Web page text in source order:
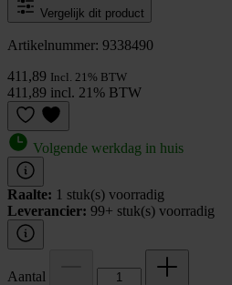
Vergelijk dit product
Artikelnummer: 9338490
411,89 Incl. 21% BTW
411,89 incl. 21% BTW
Volgende werkdag in huis
Raalte: 1 stuk(s) voorradig
Leverancier: 99+ stuk(s) voorradig
Aantal